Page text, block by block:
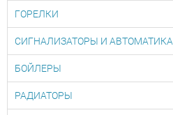
ГОРЕЛКИ
СИГНАЛИЗАТОРЫ И АВТОМАТИКА
БОЙЛЕРЫ
РАДИАТОРЫ